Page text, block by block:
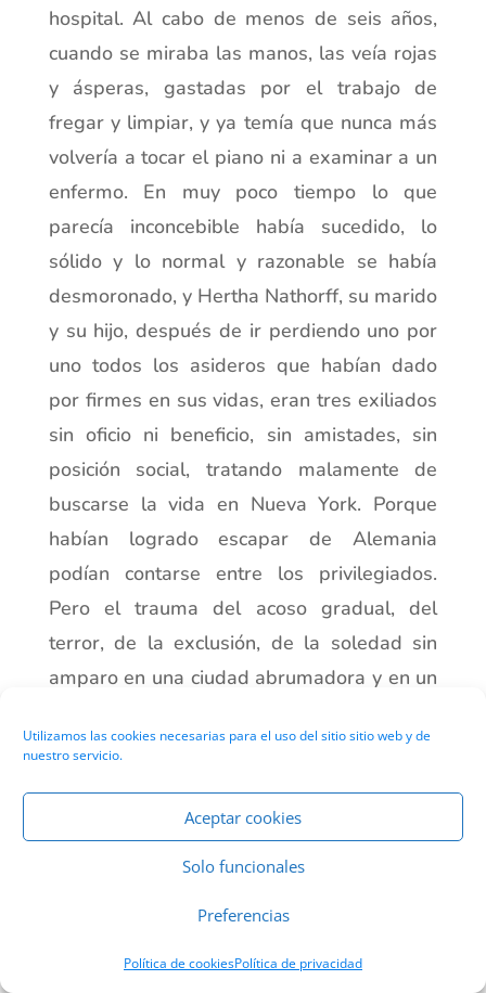
Utilizamos las cookies necesarias para el uso del sitio sitio web y de
nuestro servicio.
Aceptar cookies
Solo funcionales
Preferencias
Política de cookiesPolítica de privacidad
hospital. Al cabo de menos de seis años,
cuando se miraba las manos, las veía rojas
y ásperas, gastadas por el trabajo de
fregar y limpiar, y ya temía que nunca más
volvería a tocar el piano ni a examinar a un
enfermo. En muy poco tiempo lo que
parecía inconcebible había sucedido, lo
sólido y lo normal y razonable se había
desmoronado, y Hertha Nathorff, su marido
y su hijo, después de ir perdiendo uno por
uno todos los asideros que habían dado
por firmes en sus vidas, eran tres exiliados
sin oficio ni beneficio, sin amistades, sin
posición social, tratando malamente de
buscarse la vida en Nueva York. Porque
habían logrado escapar de Alemania
podían contarse entre los privilegiados.
Pero el trauma del acoso gradual, del
terror, de la exclusión, de la soledad sin
amparo en una ciudad abrumadora y en un
que ya no los abandonara nunca. Un día de
de su casa y echa andar hasta que se hace
me atraía… Así que me quité los zapatos, el
abrigo y el sombrero, y lo dejé todo en un